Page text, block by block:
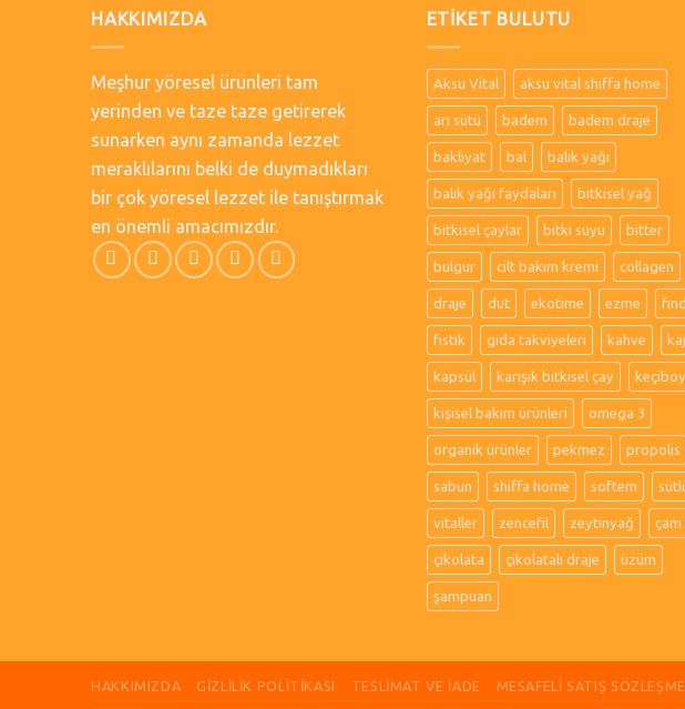
HAKKIMIZDA
Meşhur yöresel ürünleri tam
yerinden ve taze taze getirerek
sunarken aynı zamanda lezzet
meraklılarını belki de duymadıkları
bir çok yöresel lezzet ile tanıştırmak
en önemli amacımızdır.
ETIKET BULUTU
Aksu Vital aksu vital shiffa home
arı sütü badem badem draje
bakliyat bal balık yağı
balık yağı faydaları bitkisel yağ
bitkisel çaylar bitki suyu bitter
bulgur cilt bakım kremi collagen
draje dut ekotime ezme
fıstık gıda takviyeleri kahve
kapsül karışık bitkisel çay
kişisel bakım ürünleri omega 3
organik ürünler pekmez propolis
sabun shiffa home softem
vitaller zencefil zeytinyağ çam
çikolata çikolatalı draje üzüm
şampuan
HAKKIMIZDA GIZLILIK POLITIKASI TESLIMAT VE İADE MESAFELI SATIŞ